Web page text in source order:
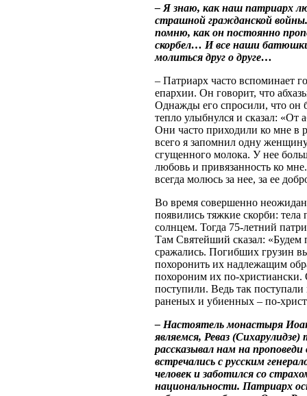
– Я знаю, как наш патриарх
страшной гражданской
помню, как он постоянно
скорбел… И все наши батюшки
молиться друг о друге…
– Патриарх часто вспоминает
епархии. Он говорит, что
Однажды его спросили, что он
тепло улыбнулся и сказал: «От
Они часто приходили ко мне в
всего я запомнил одну
сгущенного молока. У нее
любовь и привязанность ко
всегда молюсь за нее, за ее
Во время совершенно
появились тяжкие скорби:
солнцем. Тогда 75-летний
Там Святейший сказал: «Будем
сражались. Погибших грузин
похоронить их надлежащим
похороним их по-
поступили. Ведь так
раненых и убиенных – по-
– Настоятель монастыря
являемся, Реваз
рассказывал нам на
встречались с русским
человек и заботился со
национальности. Патриарх